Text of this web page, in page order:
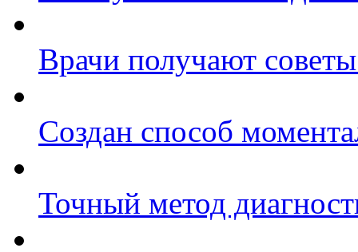
Врачи получают
Создан способ
Точный метод